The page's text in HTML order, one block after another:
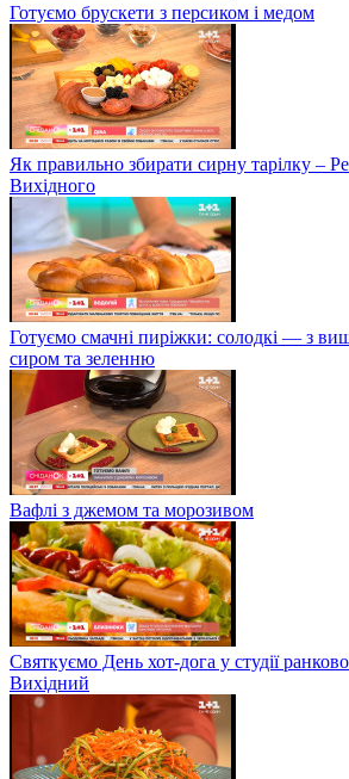
Готуємо брускети з персиком і медом
Як правильно збирати сирну тарілку –
Вихідного
Готуємо смачні пиріжки: солодкі — з
сиром та зеленню
Вафлі з джемом та морозивом
Святкуємо День хот-дога у студії
Вихідний